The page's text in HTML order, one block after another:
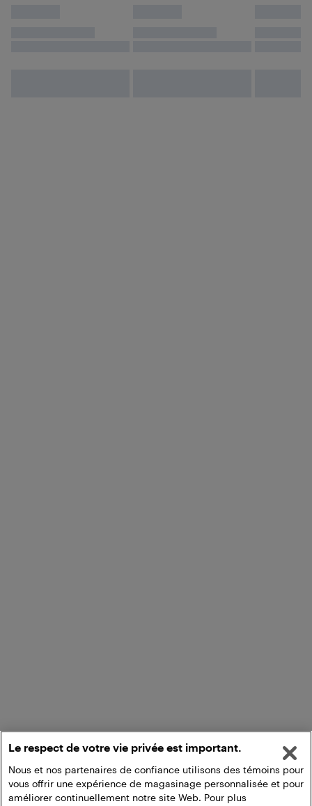
Le respect de votre vie privée est important.
Nous et nos partenaires de confiance utilisons des témoins pour
vous offrir une expérience de magasinage personnalisée et pour
améliorer continuellement notre site Web. Pour plus